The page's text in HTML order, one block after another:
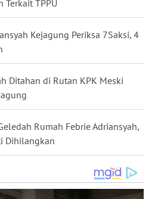
Terkait TPPU
Kejagung Periksa 7Saksi, 4
Ditahan di Rutan KPK Meski
Rumah Febrie Adriansyah,
Dihilangkan